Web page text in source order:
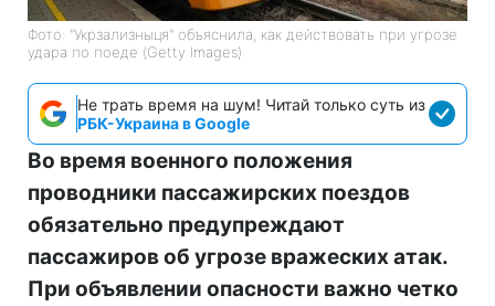
Фото: "Укрзализныця" объяснила, как действовать при угрозе
удара по поеде (Getty Images)
Не трать время на шум! Читай только суть из
РБК-Украина в Google
Во время военного положения
проводники пассажирских поездов
обязательно предупреждают
пассажиров об угрозе вражеских атак.
При объявлении опасности важно четко